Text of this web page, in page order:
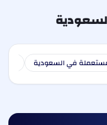
في السعودية